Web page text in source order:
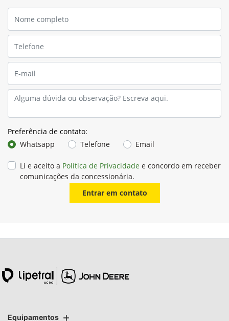
Preferência de contato:
Whatsapp
Telefone Email
Li e aceito a Política de Privacidade e concordo em receber
comunicações da concessionária.
Entrar em contato
Equipamentos